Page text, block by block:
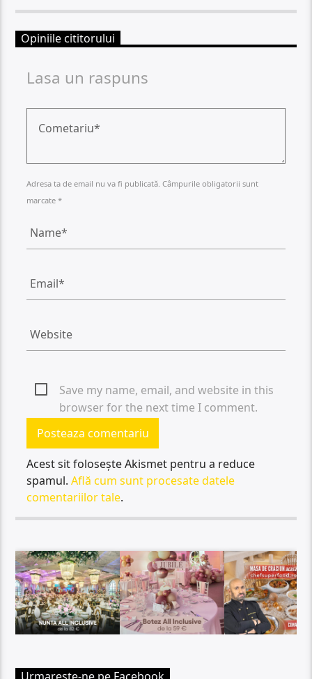
Opiniile cititorului
Lasa un raspuns
Adresa ta de email nu va fi publicată. Câmpurile obligatorii sunt
marcate *
Save my name, email, and website in this
browser for the next time I comment.
Acest sit folosește Akismet pentru a reduce
spamul.Află cum sunt procesate datele
comentariilor tale.